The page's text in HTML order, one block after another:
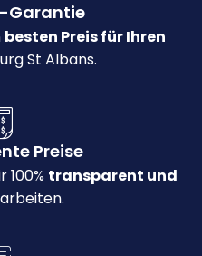
Garantie
besten Preis für Ihren
St Albans.
Preise
100% transparent und
arbeiten.